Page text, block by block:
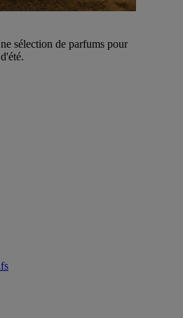
sélection de parfums pour